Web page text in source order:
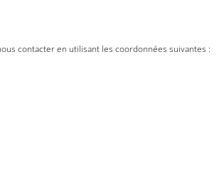
contacter en utilisant les coordonnées suivantes :